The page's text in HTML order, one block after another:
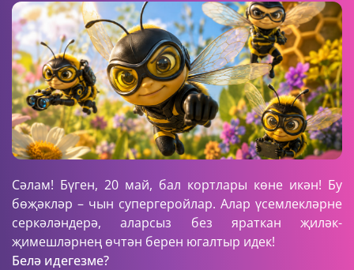
Сәлам! Бүген, 20 май, бал кортлары көне икән! Бу
бөҗәкләр – чын супергеройлар. Алар үсемлекләрне
серкәләндерә, аларсыз без яраткан җиләк-
җимешләрнең өчтән берен югалтыр идек!
Белә идегезме?